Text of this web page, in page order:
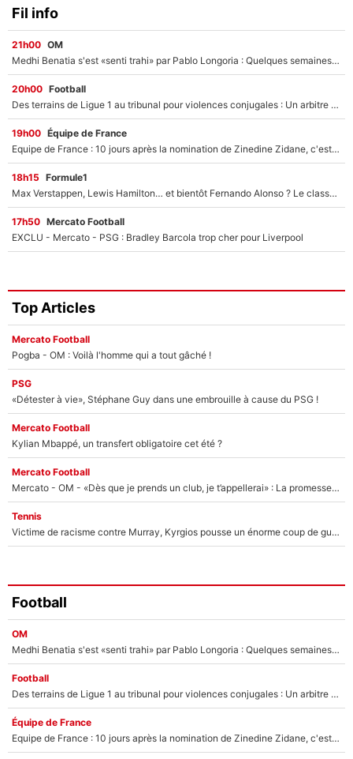
Fil info
21h00 OM
Medhi Benatia s'est «senti trahi» par Pablo Longoria : Quelques semaines après son départ, l'ancien directeur de football de l'OM règle ses comptes
20h00 Football
Des terrains de Ligue 1 au tribunal pour violences conjugales : Un arbitre français encourt une peine de 18 mois de prison !
19h00 Équipe de France
Equipe de France : 10 jours après la nomination de Zinedine Zidane, c'est au tour de son fils de prendre un nouveau départ !
18h15 Formule1
Max Verstappen, Lewis Hamilton… et bientôt Fernando Alonso ? Le classement des pilotes les mieux payés en Formule 1 risque de changer !
17h50 Mercato Football
EXCLU - Mercato - PSG : Bradley Barcola trop cher pour Liverpool
Top Articles
Mercato Football
Pogba - OM : Voilà l'homme qui a tout gâché !
PSG
«Détester à vie», Stéphane Guy dans une embrouille à cause du PSG !
Mercato Football
Kylian Mbappé, un transfert obligatoire cet été ?
Mercato Football
Mercato - OM - «Dès que je prends un club, je t’appellerai» : La promesse de Marcelino au moment de claquer la porte
Tennis
Victime de racisme contre Murray, Kyrgios pousse un énorme coup de gueule !
Football
OM
Medhi Benatia s'est «senti trahi» par Pablo Longoria : Quelques semaines après son départ, l'ancien directeur de football de l'OM règle ses comptes
Football
Des terrains de Ligue 1 au tribunal pour violences conjugales : Un arbitre français encourt une peine de 18 mois de prison !
Équipe de France
Equipe de France : 10 jours après la nomination de Zinedine Zidane, c'est au tour de son fils de prendre un nouveau départ !